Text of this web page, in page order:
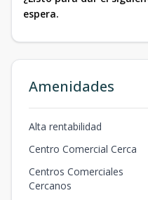
espera.
Amenidades
Alta rentabilidad
Centro Comercial Cerca
Centros Comerciales
Cercanos